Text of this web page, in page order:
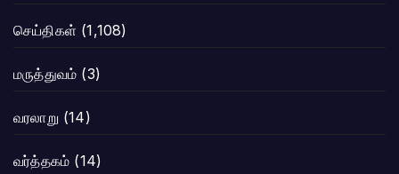
செய்திகள் (1,108)
மருத்துவம் (3)
வரலாறு (14)
வர்த்தகம் (14)